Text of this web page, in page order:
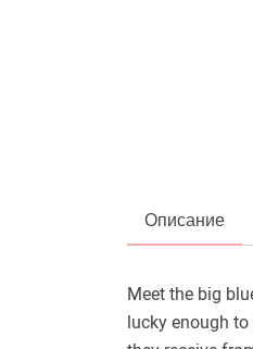
Описание
Meet the big
lucky enough